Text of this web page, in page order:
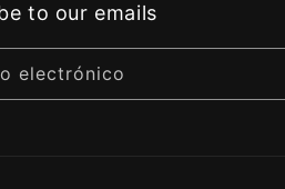
to our emails
electrónico